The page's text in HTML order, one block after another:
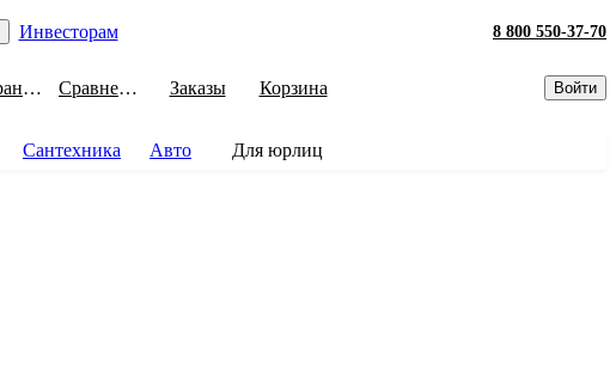
Инвесторам 8 800 550-37-70
Избранное Сравнение Заказы Корзина Войти
Сантехника Авто
Для юрлиц